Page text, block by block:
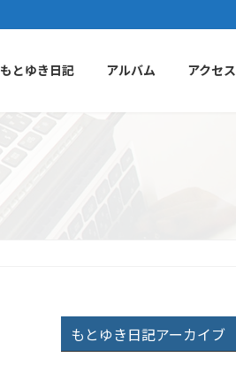
もとゆき日記 アルバム アクセス
もとゆき日記アーカイブ